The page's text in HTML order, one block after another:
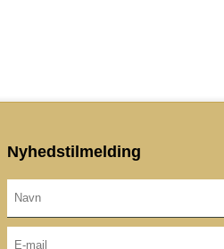
Nyhedstilmelding